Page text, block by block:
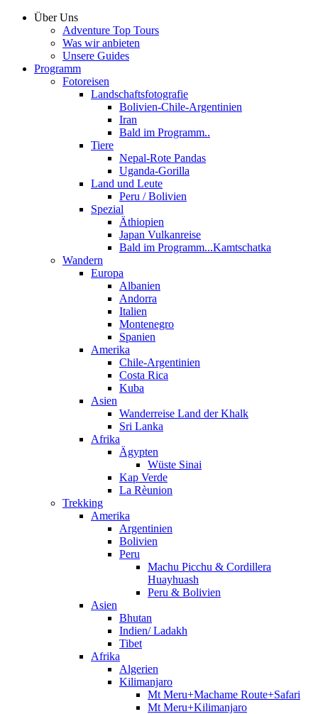
Über Uns
Adventure Top Tours
Was wir anbieten
Unsere Guides
Programm
Fotoreisen
Landschaftsfotografie
Bolivien-Chile-Argentinien
Iran
Bald im Programm..
Tiere
Nepal-Rote Pandas
Uganda-Gorilla
Land und Leute
Peru / Bolivien
Spezial
Äthiopien
Japan Vulkanreise
Bald im Programm...Kamtschatka
Wandern
Europa
Albanien
Andorra
Italien
Montenegro
Spanien
Amerika
Chile-Argentinien
Costa Rica
Kuba
Asien
Wanderreise Land der Khalk
Sri Lanka
Afrika
Ägypten
Wüste Sinai
Kap Verde
La Rèunion
Trekking
Amerika
Argentinien
Bolivien
Peru
Machu Picchu & Cordillera
Huayhuash
Peru & Bolivien
Asien
Bhutan
Indien/ Ladakh
Tibet
Afrika
Algerien
Kilimanjaro
Mt Meru+Machame Route+Safari
Mt Meru+Kilimanjaro